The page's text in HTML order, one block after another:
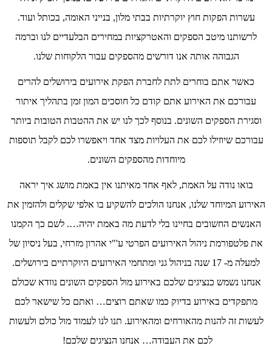
עשרות הפקות חוץ יוקרתיות בבתי מלון, בנייני האומה, בכותל ועוד.
לרשותנו מיטב הספקים והאטרקציות במחירים הבלעדיים לנו וברמה
הגבוהה אותה אנו דורשים מהספקים עבור הלקוחות שלנו.
כאשר אתם בוחרים לתת לחברת הפקת אירועים בירושלים להרים
עבורכם את האירוע אתם קודם כל חוסכים המון זמן בתהליך איתור
וסגירת הספקים השונים. בנוסף לכך לנו יש את ההטבות הטובות ביותר
עבורכם שיוזילו לכם את העלויות מצד אחד ויאפשרו לכם לקבל תוספות
מיוחדות מהספקים השונים.
בואו נודה על האמת, לאף אחד מאיתנו אין באמת מושג איך יראה
האירוע המיוחד שלנו, אנחנו הולכים להשקיע בו אלפי שקלים ולהזמין את
האנשים החשובים בחיינו בלי לדעת מה באמת יהיה…. לשם כך הקמנו
את פלטפורמת ניהול האירועים הפרטי ע'"י אהרון מזרחי, בעל ניסיון של
למעלה מ- 17 שנה בניהול גני ומתחמי האירועים היוקרתיים בירושלים.
אנחנו נשמש כנציגים שלכם באירוע מול הספקים השונים נוודא שכולם
מתפקדים באירוע בדיוק כמו שאתם רוצים… ואתם כל שישאר לכם
לעשות זה להנות מהאורחים ומהאירוע. תנו לנו לעמוד מול כולם ולעשות
לכם את העבודה… אנחנו הנציגים שלכם!